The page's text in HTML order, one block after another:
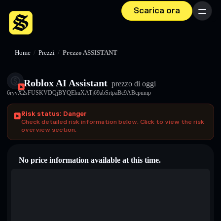
Scarica ora Menu
Home / Prezzi / Prezzo ASSISTANT
Roblox AI Assistant prezzo di oggi
6ryvX2sFUSKVDQjBYQEhuXATj69abSrtpaBc9ABcpump
Risk status: Danger
Check detailed risk information below. Click to view the risk
overview section.
No price information available at this time.